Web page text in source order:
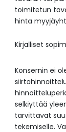
toimitetun
hinta
Kirjalliset
Konsernin ei
selkiyttää
tarvittavat
tekemiselle.